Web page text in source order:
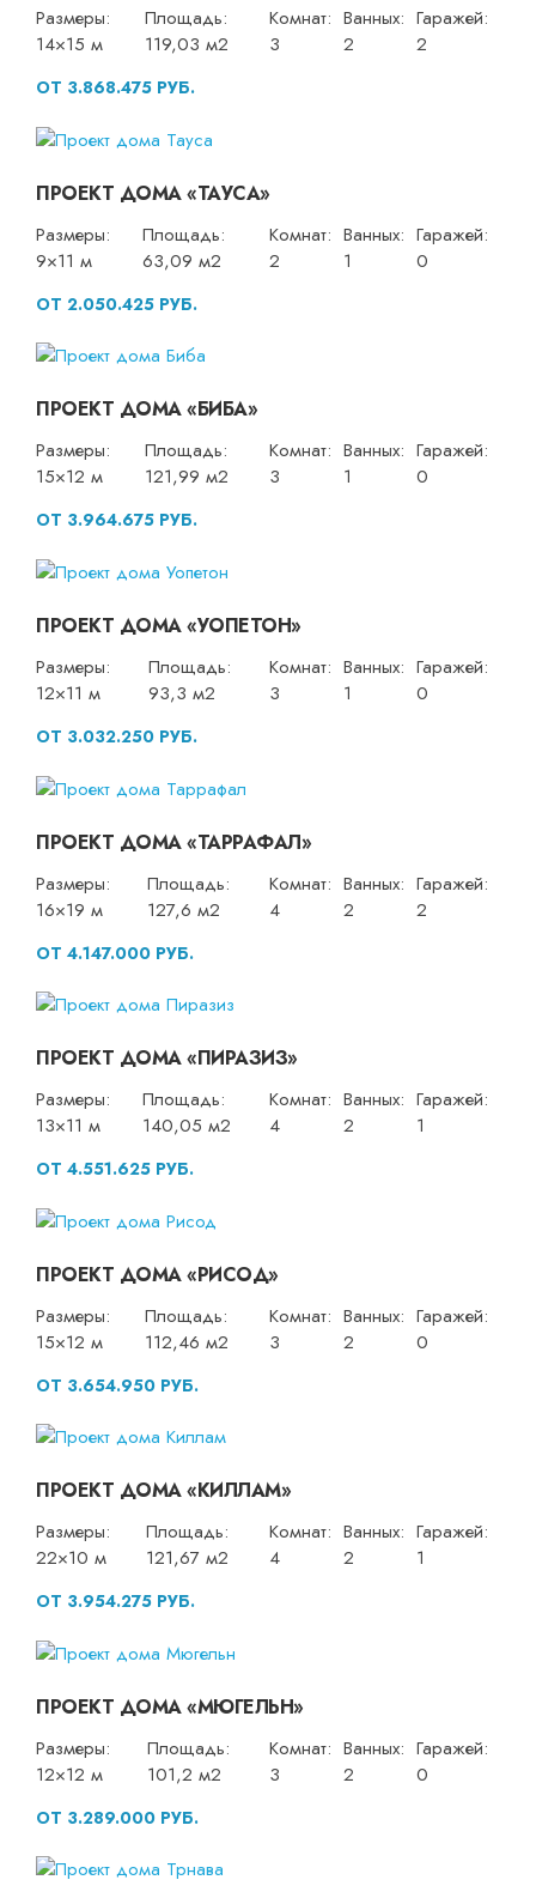
Размеры:
14×15 м
Площадь:
119,03 м2
Комнат:
3
Ванных:
2
Гаражей:
2
ОТ 3.868.475 РУБ.
ПРОЕКТ ДОМА «ТАУСА»
Размеры:
9×11 м
Площадь:
63,09 м2
Комнат:
2
Ванных:
1
Гаражей:
0
ОТ 2.050.425 РУБ.
ПРОЕКТ ДОМА «БИБА»
Размеры:
15×12 м
Площадь:
121,99 м2
Комнат:
3
Ванных:
1
Гаражей:
0
ОТ 3.964.675 РУБ.
ПРОЕКТ ДОМА «УОПЕТОН»
Размеры:
12×11 м
Площадь:
93,3 м2
Комнат:
3
Ванных:
1
Гаражей:
0
ОТ 3.032.250 РУБ.
ПРОЕКТ ДОМА «ТАРРАФАЛ»
Размеры:
16×19 м
Площадь:
127,6 м2
Комнат:
4
Ванных:
2
Гаражей:
2
ОТ 4.147.000 РУБ.
ПРОЕКТ ДОМА «ПИРАЗИЗ»
Размеры:
13×11 м
Площадь:
140,05 м2
Комнат:
4
Ванных:
2
Гаражей:
1
ОТ 4.551.625 РУБ.
ПРОЕКТ ДОМА «РИСОД»
Размеры:
15×12 м
Площадь:
112,46 м2
Комнат:
3
Ванных:
2
Гаражей:
0
ОТ 3.654.950 РУБ.
ПРОЕКТ ДОМА «КИЛЛАМ»
Размеры:
22×10 м
Площадь:
121,67 м2
Комнат:
4
Ванных:
2
Гаражей:
1
ОТ 3.954.275 РУБ.
ПРОЕКТ ДОМА «МЮГЕЛЬН»
Размеры:
12×12 м
Площадь:
101,2 м2
Комнат:
3
Ванных:
2
Гаражей:
0
ОТ 3.289.000 РУБ.